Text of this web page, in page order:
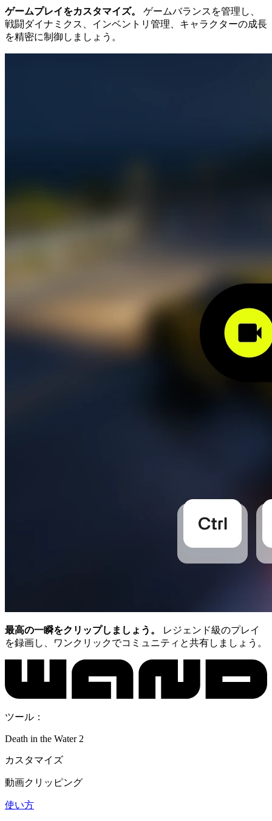
ゲームプレイをカスタマイズ。
ゲームバランスを管理し、
戦闘ダイナミクス、インベントリ管理、キャラクターの成長
を精密に制御しましょう。
最高の一瞬をクリップしましょう。
レジェンド級のプレイ
を録画し、ワンクリックでコミュニティと共有しましょう。
ツール：
Death in the Water 2
カスタマイズ
動画クリッピング
使い方